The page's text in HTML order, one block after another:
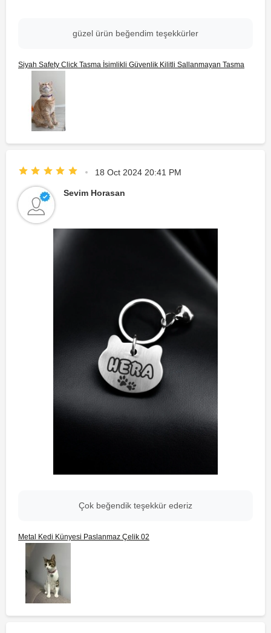
güzel ürün beğendim teşekkürler
Siyah Safety Click Tasma İsimlikli Güvenlik Kilitli Sallanmayan Tasma
18 Oct 2024 20:41 PM
Sevim Horasan
Çok beğendik teşekkür ederiz
Metal Kedi Künyesi Paslanmaz Çelik 02